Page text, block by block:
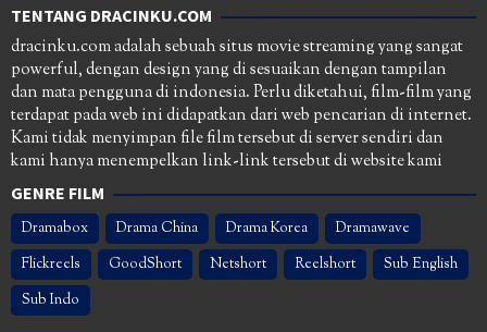
TENTANG DRACINKU.COM
dracinku.com adalah sebuah situs movie streaming yang sangat
powerful, dengan design yang di sesuaikan dengan tampilan
dan mata pengguna di indonesia. Perlu diketahui, film-film yang
terdapat pada web ini didapatkan dari web pencarian di internet.
Kami tidak menyimpan file film tersebut di server sendiri dan
kami hanya menempelkan link-link tersebut di website kami
GENRE FILM
Dramabox Drama China Drama Korea
Dramawave
Flickreels
GoodShort Netshort Reelshort
Sub English
Sub Indo